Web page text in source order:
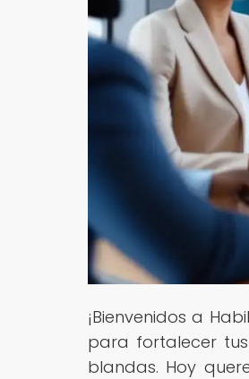
¡Bienvenidos a
para fortalecer
blandas. Hoy